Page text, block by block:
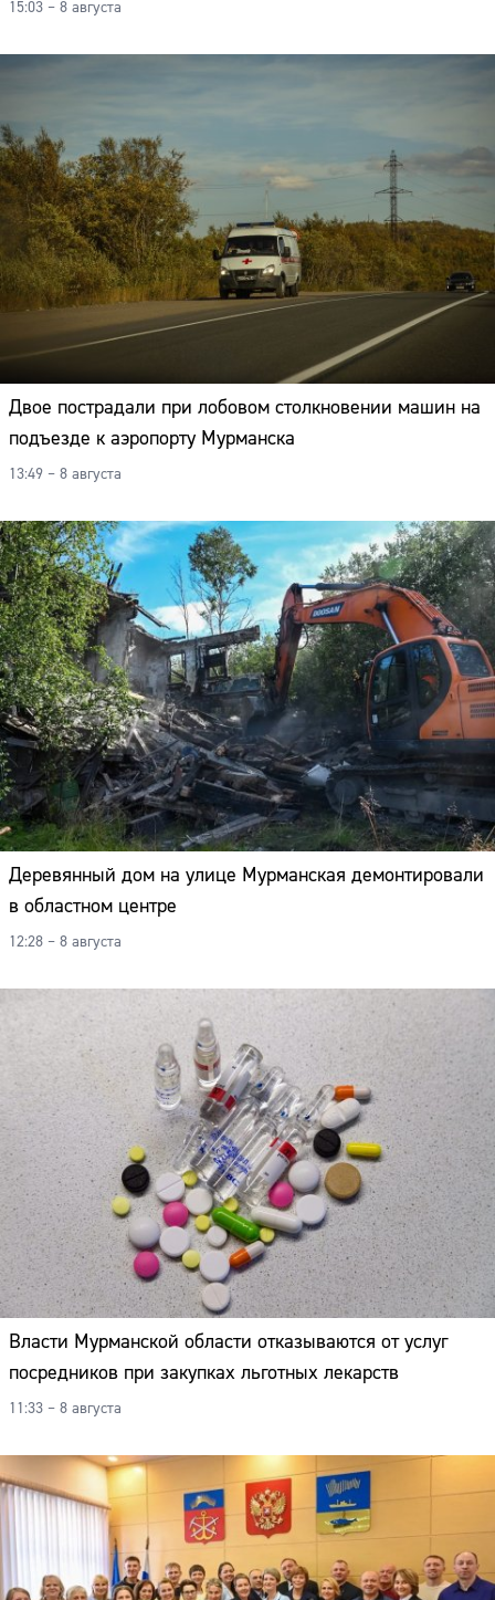
15:03 – 8 августа
Двое пострадали при лобовом столкновении машин на
подъезде к аэропорту Мурманска
13:49 – 8 августа
Деревянный дом на улице Мурманская демонтировали
в областном центре
12:28 – 8 августа
Власти Мурманской области отказываются от услуг
посредников при закупках льготных лекарств
11:33 – 8 августа
Телефон: